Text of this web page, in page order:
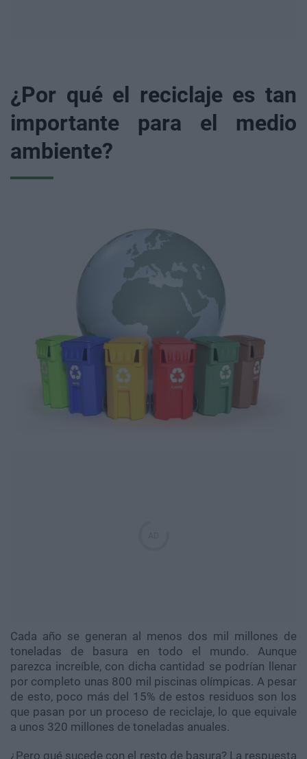
¿Por qué el reciclaje es tan
importante para el medio
ambiente?
Cada año se generan al menos dos mil millones de
toneladas de basura en todo el mundo. Aunque
parezca increíble, con dicha cantidad se podrían llenar
por completo unas 800 mil piscinas olímpicas. A pesar
de esto, poco más del 15% de estos residuos son los
que pasan por un proceso de reciclaje, lo que equivale
a unos 320 millones de toneladas anuales.
¿Pero qué sucede con el resto de basura? La respuesta